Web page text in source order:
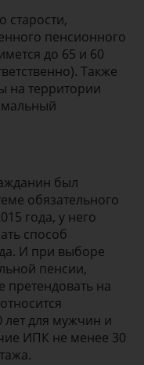
старости,
пенсионного
до 65 и 60
Также
на территории
был
обязательного
года, у него
способ
И при выборе
пенсии,
претендовать на
лет для мужчин и
ИПК не менее 30